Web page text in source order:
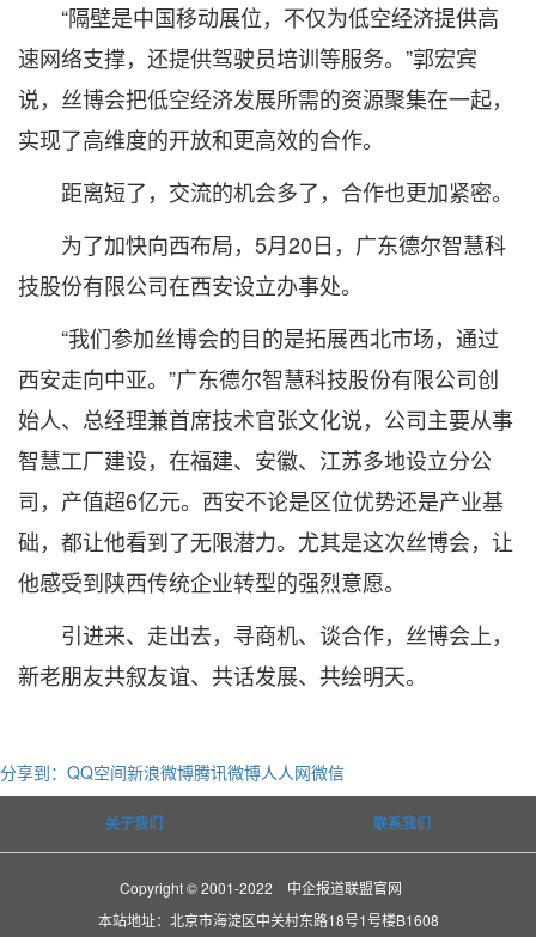
“隔壁是中国移动展位，不仅为低空经济提供高
速网络支撑，还提供驾驶员培训等服务。”郭宏宾
说，丝博会把低空经济发展所需的资源聚集在一起，
实现了高维度的开放和更高效的合作。
距离短了，交流的机会多了，合作也更加紧密。
为了加快向西布局，5月20日，广东德尔智慧科
技股份有限公司在西安设立办事处。
“我们参加丝博会的目的是拓展西北市场，通过
西安走向中亚。”广东德尔智慧科技股份有限公司创
始人、总经理兼首席技术官张文化说，公司主要从事
智慧工厂建设，在福建、安徽、江苏多地设立分公
司，产值超6亿元。西安不论是区位优势还是产业基
础，都让他看到了无限潜力。尤其是这次丝博会，让
他感受到陕西传统企业转型的强烈意愿。
引进来、走出去，寻商机、谈合作，丝博会上，
新老朋友共叙友谊、共话发展、共绘明天。
分享到： QQ空间新浪微博腾讯微博人人网微信
关于我们 联系我们
Copyright © 2001-2022 中企报道联盟官网
本站地址：北京市海淀区中关村东路18号1号楼B1608